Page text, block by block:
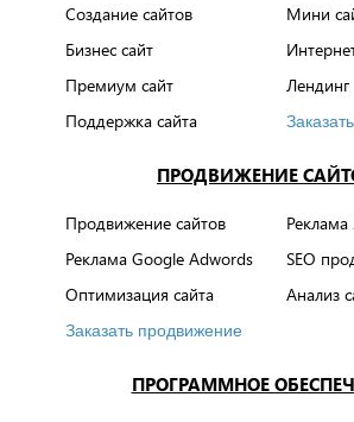
Создание сайтов
Мини
Бизнес сайт
Премиум сайт
Лендинг
Поддержка сайта
ПРОДВИЖЕНИЕ
Продвижение сайтов
Реклама
Реклама Google Adwords
SEO
Оптимизация сайта
Анализ
Заказать продвижение
ПРОГРАММНОЕ